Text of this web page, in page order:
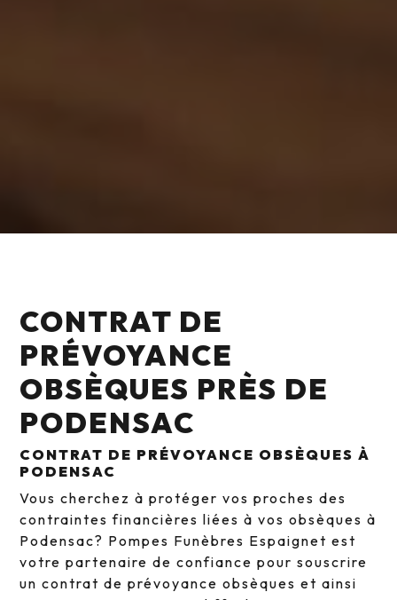
CONTRAT DE
PRÉVOYANCE
OBSÈQUES PRÈS DE
PODENSAC
CONTRAT DE PRÉVOYANCE OBSÈQUES À
PODENSAC
Vous cherchez à protéger vos proches des
contraintes financières liées à vos obsèques à
Podensac? Pompes Funèbres Espaignet est
votre partenaire de confiance pour souscrire
un contrat de prévoyance obsèques et ainsi